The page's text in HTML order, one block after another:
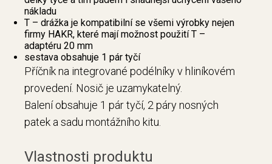
nákladu
T – drážka je kompatibilní se všemi výrobky nejen
firmy HAKR, které mají možnost použití T –
adaptéru 20 mm
sestava obsahuje 1 pár tyčí
Příčník na integrované podélníky v hliníkovém
provedení. Nosič je uzamykatelný.
Balení obsahuje 1 pár tyčí, 2 páry nosných
patek a sadu montážního kitu.
Vlastnosti produktu